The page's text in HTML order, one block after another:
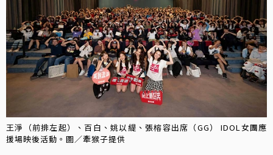
王淨（前排左起）、百白、姚以緹、張榕容出席（GG） IDOL女團應
援場映後活動。圖／牽猴子提供